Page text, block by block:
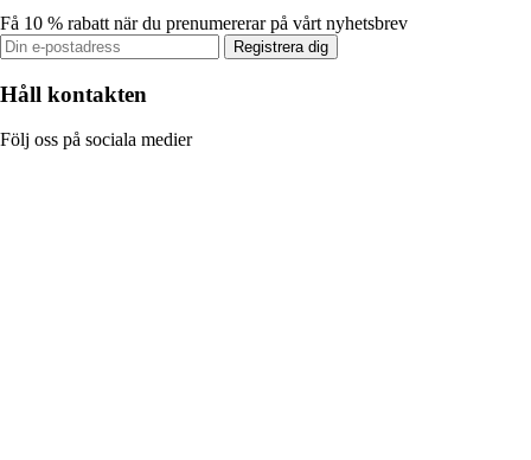
Få 10 % rabatt när du prenumererar på vårt nyhetsbrev
Registrera dig
Håll kontakten
Följ oss på sociala medier